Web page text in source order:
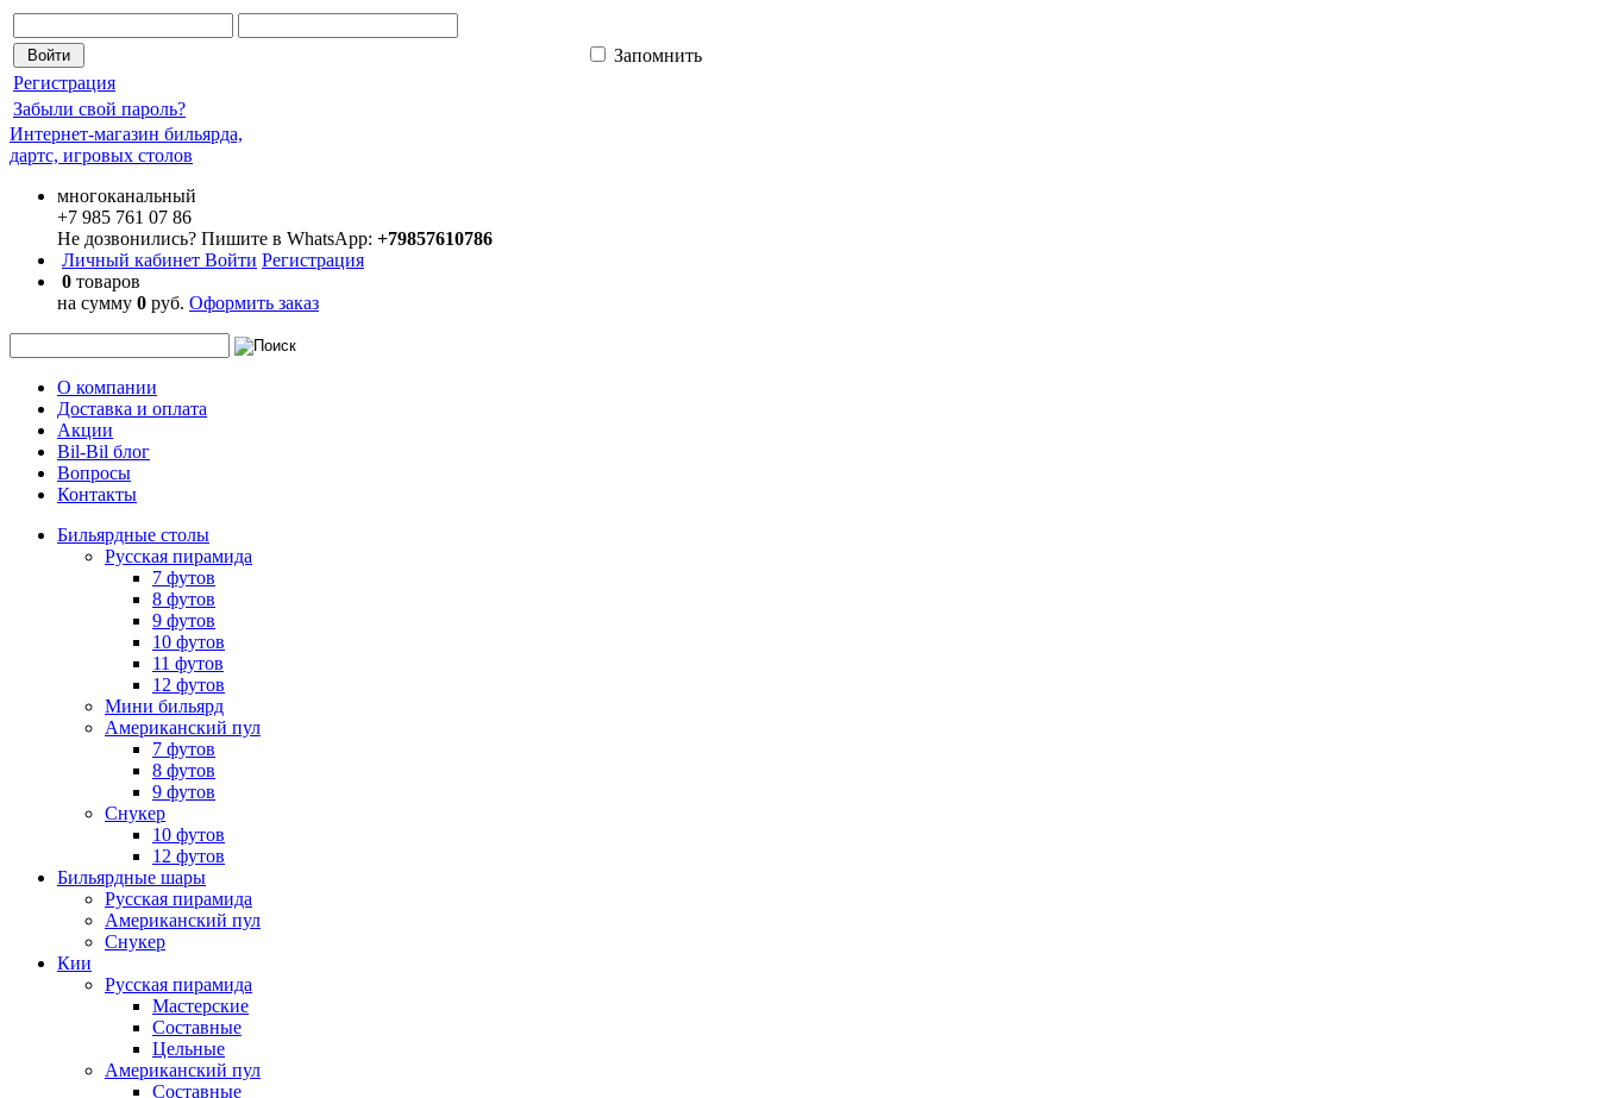
Запомнить
Регистрация
Забыли свой пароль?
Интернет-магазин бильярда,
дартс, игровых столов
многоканальный
+7 985 761 07 86
Не дозвонились? Пишите в WhatsApp: +79857610786
Личный кабинет Войти Регистрация
0 товаров
на сумму 0 руб. Оформить заказ
О компании
Доставка и оплата
Акции
Bil-Bil блог
Вопросы
Контакты
Бильярдные столы
Русская пирамида
7 футов
8 футов
9 футов
10 футов
11 футов
12 футов
Мини бильярд
Американский пул
7 футов
8 футов
9 футов
Снукер
10 футов
12 футов
Бильярдные шары
Русская пирамида
Американский пул
Снукер
Кии
Русская пирамида
Мастерские
Составные
Цельные
Американский пул
Составные